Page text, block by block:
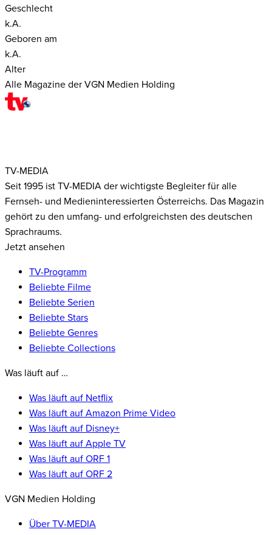
Geschlecht
k.A.
Geboren am
k.A.
Alter
Alle Magazine der VGN Medien Holding
TV-MEDIA
Seit 1995 ist TV-MEDIA der wichtigste Begleiter für alle
Fernseh- und Medieninteressierten Österreichs. Das Magazin
gehört zu den umfang- und erfolgreichsten des deutschen
Sprachraums.
Jetzt ansehen
TV-Programm
Beliebte Filme
Beliebte Serien
Beliebte Stars
Beliebte Genres
Beliebte Collections
Was läuft auf …
Was läuft auf Netflix
Was läuft auf Amazon Prime Video
Was läuft auf Disney+
Was läuft auf Apple TV
Was läuft auf ORF 1
Was läuft auf ORF 2
VGN Medien Holding
Über TV-MEDIA